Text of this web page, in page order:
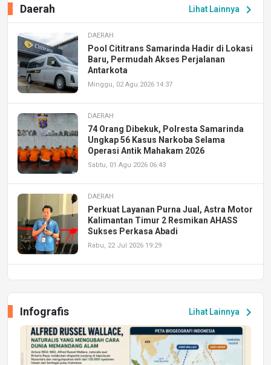
Lihat Lainnya chevron_right
Daerah
DAERAH
Pool Cititrans Samarinda Hadir di Lokasi
Baru, Permudah Akses Perjalanan
Antarkota
Minggu, 02 Agu 2026 14:37
DAERAH
74 Orang Dibekuk, Polresta Samarinda
Ungkap 56 Kasus Narkoba Selama
Operasi Antik Mahakam 2026
Sabtu, 01 Agu 2026 06:43
DAERAH
Perkuat Layanan Purna Jual, Astra Motor
Kalimantan Timur 2 Resmikan AHASS
Sukses Perkasa Abadi
Rabu, 22 Jul 2026 19:29
Peluang Kerja dan Magang
Jumat, 17 Jul 2026 22:30
DAERAH
Lihat Lainnya chevron_right
Infografis